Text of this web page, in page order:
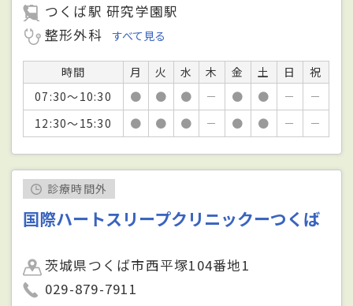
つくば駅 研究学園駅
整形外科
すべて見る
時間 月 火 水 木 金 土 日
祝
07:30～10:30
● ● ● － ● ● －
－
12:30～15:30
● ● ● － ● ● － －
診療時間外
国際ハートスリープクリニックーつくば
茨城県つくば市西平塚104番地1
029-879-7911